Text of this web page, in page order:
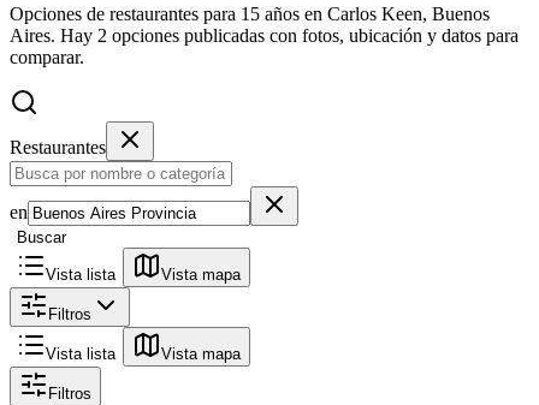
Opciones de restaurantes para 15 años en Carlos Keen, Buenos
Aires. Hay 2 opciones publicadas con fotos, ubicación y datos para
comparar.
Restaurantes
en
Buscar
Vista lista Vista mapa
Filtros
Vista lista Vista mapa
Filtros